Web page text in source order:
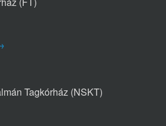
Tagkórház (NSKT)